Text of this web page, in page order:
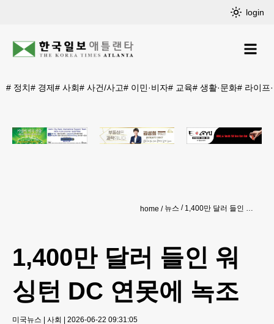
login
# 정치# 경제# 사회# 사건/사고# 이민·비자# 교육# 생활·문화# 라이프
home 뉴스 1,400만 달러 들인 워싱턴 DC 연못에 녹조
1,400만 달러 들인 워
싱턴 DC 연못에 녹조
미국뉴스 | 사회 | 2026-06-22 09:31:05